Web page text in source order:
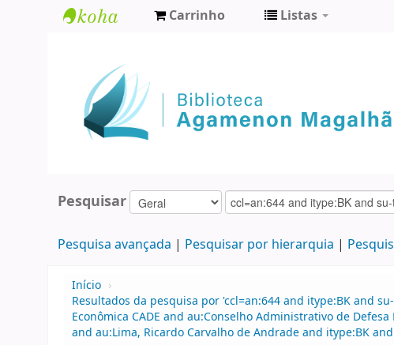
Agamenon
Magalhães
Carrinho Listas
Pesquisar
Pesquisa avançada Pesquisar por hierarquia
Início ›
Resultados da pesquisa por 'ccl=an:644 and itype:BK and
Econômica CADE and au:Conselho Administrativo de
and au:Lima, Ricardo Carvalho de Andrade and itype:BK